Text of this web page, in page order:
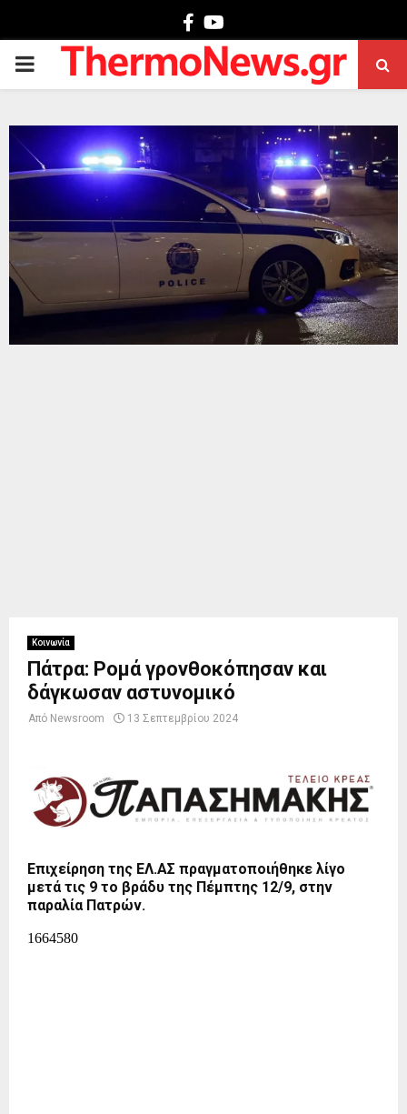
Facebook
PRIMARY
Κοινωνία
Πάτρα: Ρομά γρονθοκόπησαν και
δάγκωσαν αστυνομικό
Από Newsroom 13 Σεπτεμβρίου 2024
Επιχείρηση της ΕΛ.ΑΣ πραγματοποιήθηκε λίγο
μετά τις 9 το βράδυ της Πέμπτης 12/9, στην
παραλία Πατρών.